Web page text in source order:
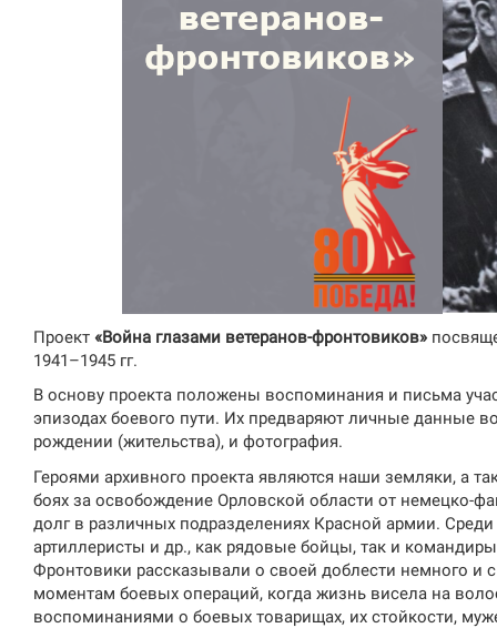
Проект «Война глазами ветеранов-фронтовиков»
1941–1945 гг.
В основу проекта положены воспоминания и письма
эпизодах боевого пути. Их предваряют личные данные
рождении (жительства), и фотография.
Героями архивного проекта являются наши земляки, а
боях за освобождение Орловской области от немецко-
долг в различных подразделениях Красной армии.
артиллеристы и др., как рядовые бойцы, так и командиры
Фронтовики рассказывали о своей доблести немного
моментам боевых операций, когда жизнь висела на
воспоминаниями о боевых товарищах, их стойкости,